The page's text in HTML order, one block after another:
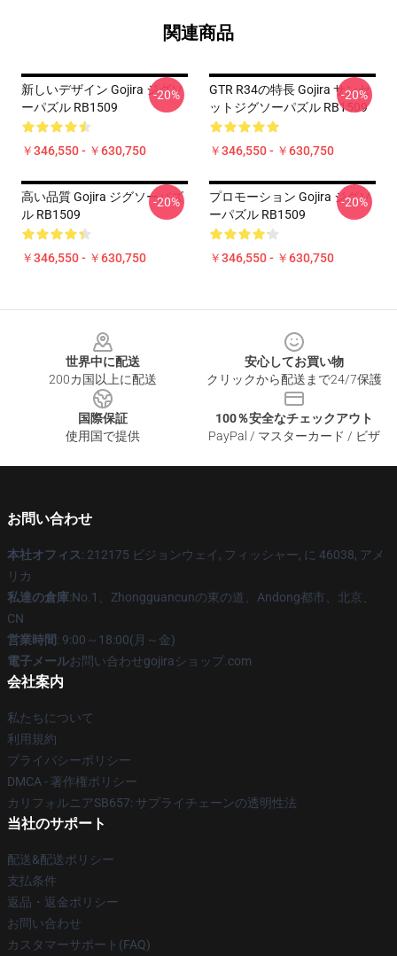
関連商品
新しいデザイン Gojira ジグソ
ーパズル RB1509
￥346,550 - ￥630,750
-20%
GTR R34の特長 Gojira サンセ
ットジグソーパズル RB1509
￥346,550 - ￥630,750
-20%
高い品質 Gojira ジグソーパズ
ル RB1509
￥346,550 - ￥630,750
-20%
プロモーション Gojira ジグソ
ーパズル RB1509
￥346,550 - ￥630,750
-20%
世界中に配送
200カ国以上に配送
安心してお買い物
クリックから配送まで24/7保護
国際保証
使用国で提供
100％安全なチェックアウト
PayPal / マスターカード / ビザ
お問い合わせ
本社オフィス: 212175 ビジョンウェイ, フィッシャー, に 46038, アメ
リカ
私達の倉庫:No.1、Zhongguancunの東の道、Andong都市、北京、
CN
営業時間: 9:00～18:00(月～金)
電子メールお問い合わせgojiraショップ.com
会社案内
私たちについて
利用規約
プライバシーポリシー
DMCA - 著作権ポリシー
カリフォルニアSB657: サプライチェーンの透明性法
当社のサポート
配送&配送ポリシー
支払条件
返品・返金ポリシー
お問い合わせ
カスタマーサポート(FAQ)